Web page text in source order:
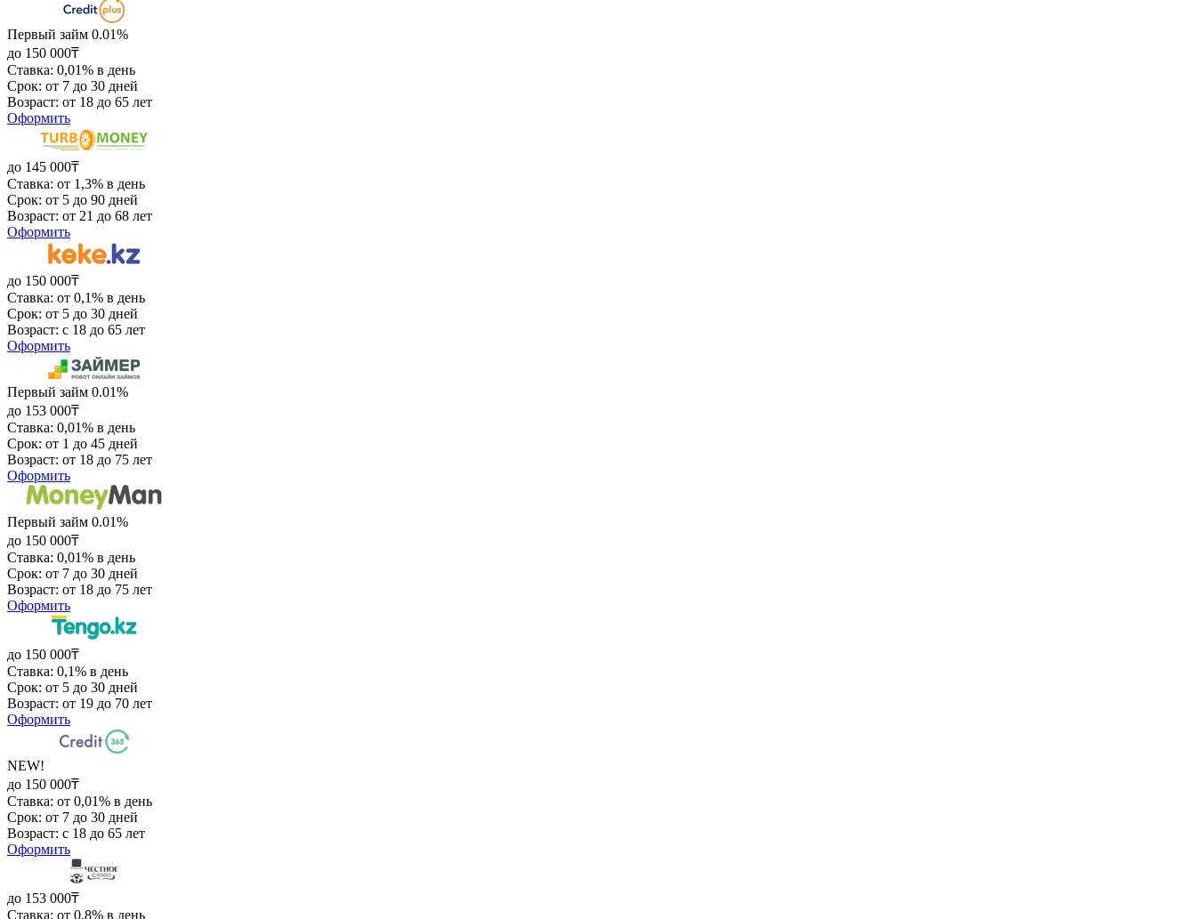
Первый займ 0.01%
до 150 000₸
Ставка: 0,01% в день
Срок: от 7 до 30 дней
Возраст: от 18 до 65 лет
Оформить
до 145 000₸
Ставка: от 1,3% в день
Срок: от 5 до 90 дней
Возраст: от 21 до 68 лет
Оформить
до 150 000₸
Ставка: от 0,1% в день
Срок: от 5 до 30 дней
Возраст: с 18 до 65 лет
Оформить
Первый займ 0.01%
до 153 000₸
Ставка: 0,01% в день
Срок: от 1 до 45 дней
Возраст: от 18 до 75 лет
Оформить
Первый займ 0.01%
до 150 000₸
Ставка: 0,01% в день
Срок: от 7 до 30 дней
Возраст: от 18 до 75 лет
Оформить
до 150 000₸
Ставка: 0,1% в день
Срок: от 5 до 30 дней
Возраст: от 19 до 70 лет
Оформить
NEW!
до 150 000₸
Ставка: от 0,01% в день
Срок: от 7 до 30 дней
Возраст: с 18 до 65 лет
Оформить
до 153 000₸
Ставка: от 0,8% в день